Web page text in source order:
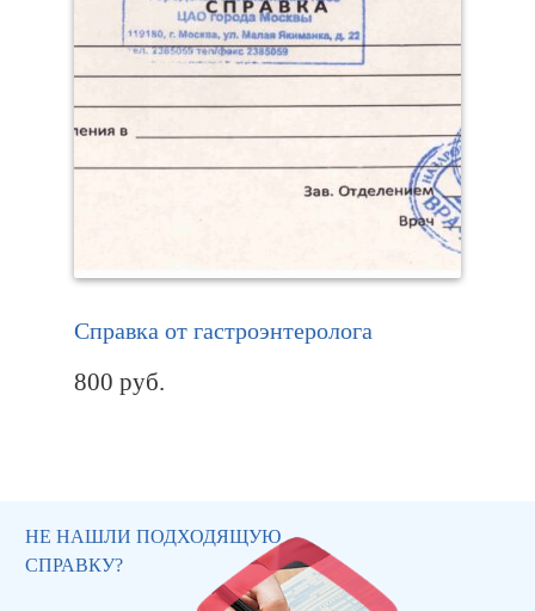
Справка от гастроэнтеролога
800 руб.
НЕ НАШЛИ ПОДХОДЯЩУЮ
СПРАВКУ?